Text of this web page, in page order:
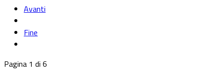
Avanti
Fine
Pagina 1 di 6